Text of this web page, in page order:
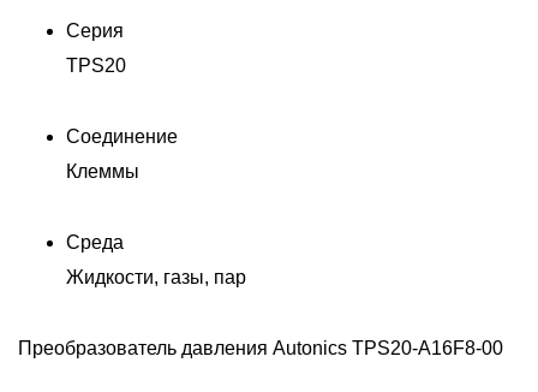
Серия
TPS20
Соединение
Клеммы
Среда
Жидкости, газы, пар
Преобразователь давления Autonics TPS20-A16F8-00